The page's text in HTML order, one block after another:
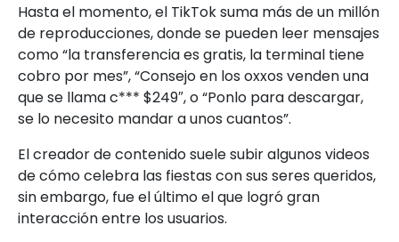
Hasta el momento, el TikTok suma más de un millón
de reproducciones, donde se pueden leer mensajes
como “la transferencia es gratis, la terminal tiene
cobro por mes”, “Consejo en los oxxos venden una
que se llama c*** $249″, o “Ponlo para descargar,
se lo necesito mandar a unos cuantos”.
El creador de contenido suele subir algunos videos
de cómo celebra las fiestas con sus seres queridos,
sin embargo, fue el último el que logró gran
interacción entre los usuarios.